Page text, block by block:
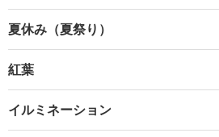
夏休み（夏祭り）
紅葉
イルミネーション